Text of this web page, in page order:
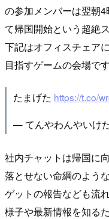
の参加メンバーは翌朝
て帰国開始という超絶
下記はオフィスチェア
目指すゲームの会場で
たまげた https://t.co/
— てんやわんやいけ
社内チャットは帰国に
落とせない命綱のよう
ゲットの報告なども流
様子や最新情報を知る